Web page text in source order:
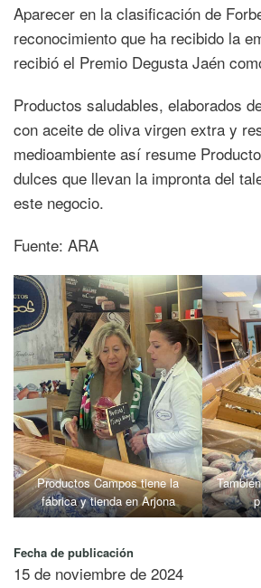
Aparecer en la clasificación de
reconocimiento que ha recibido la
recibió el Premio Degusta Jaén
Productos saludables, elaborados
con aceite de oliva virgen extra y
medioambiente así resume
dulces que llevan la impronta del
este negocio.
Fuente: ARA
Productos Campos tiene la
fábrica y tienda en Arjona
Fecha de publicación
15 de noviembre de 2024